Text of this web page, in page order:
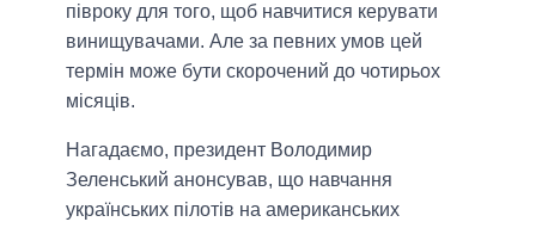
півроку для того, щоб навчитися керувати
винищувачами. Але за певних умов цей
термін може бути скорочений до чотирьох
місяців.
Нагадаємо, президент Володимир
Зеленський анонсував, що навчання
українських пілотів на американських